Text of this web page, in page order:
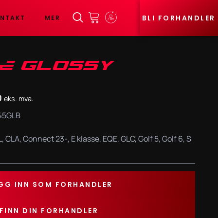
MER BLI FORHANDLER
GLOSSY
eks. mva.
,CLA,Connect 23-, E klasse, EQE,GLC,Golf 5,Golf 6,S
INN SOM FORHANDLER
DIN FORHANDLER